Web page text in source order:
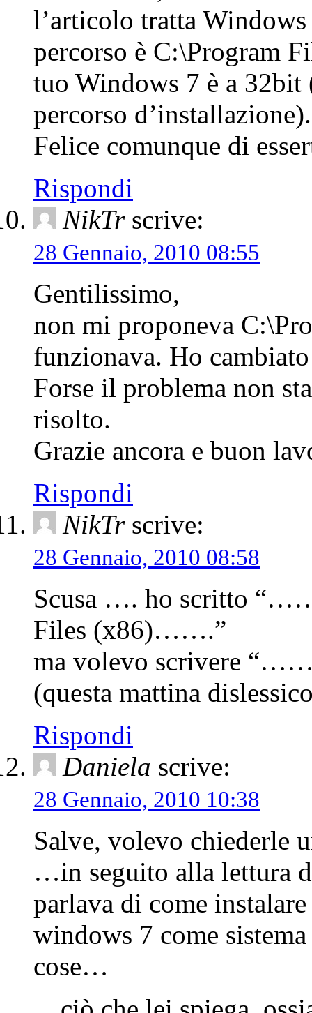
l’articolo tratta
percorso è C:\Program
tuo Windows 7 è a 32bit
percorso d’installazione).
Felice comunque di
Rispondi
NikTrscrive:
28 Gennaio, 2010 08:55
Gentilissimo,
non mi proponeva
funzionava. Ho
Forse il problema non
risolto.
Grazie ancora e
Rispondi
NikTrscrive:
28 Gennaio, 2010 08:58
Scusa …. ho scritto
Files (x86)…….”
ma volevo scrivere
(questa mattina
Rispondi
Daniela scrive:
28 Gennaio, 2010 10:38
Salve, volevo chiederle
…in seguito alla lettura
parlava di come
windows 7 come
cose…